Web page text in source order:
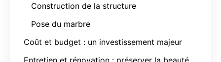
Construction de la structure
Pose du marbre
Coût et budget : un investissement majeur
Entretien et rénovation : préserver la beauté